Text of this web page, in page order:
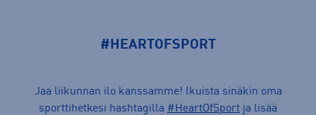
#HEARTOFSPORT
Jaa liikunnan ilo kanssamme! Ikuista sinäkin oma
sporttihetkesi hashtagilla #HeartOfSport ja lisää